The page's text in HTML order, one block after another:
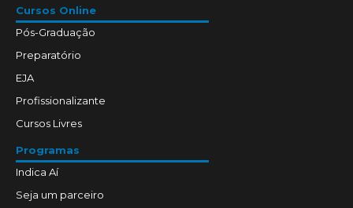
Cursos Online
Pós-Graduação
Preparatório
EJA
Profissionalizante
Cursos Livres
Programas
Indica Aí
Seja um parceiro